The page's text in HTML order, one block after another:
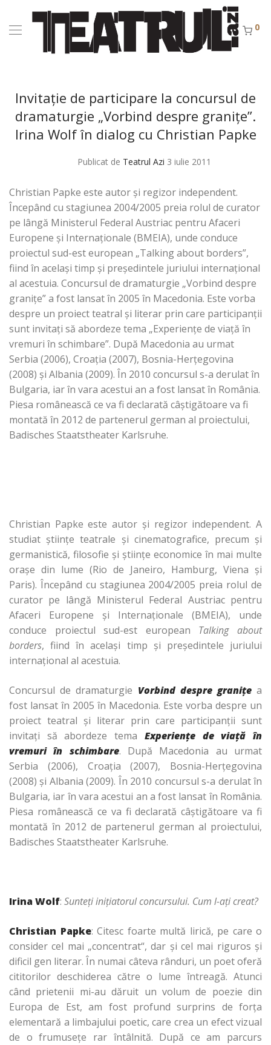
0
Invitaţie de participare la concursul de
dramaturgie „Vorbind despre graniţe”.
Irina Wolf în dialog cu Christian Papke
Publicat de Teatrul Azi 3 iulie 2011
Christian Papke este autor şi regizor independent.
Începând cu stagiunea 2004/2005 preia rolul de curator
pe lângă Ministerul Federal Austriac pentru Afaceri
Europene şi Internaţionale (BMEIA), unde conduce
proiectul sud-est european „Talking about borders”,
fiind în acelaşi timp şi preşedintele juriului internaţional
al acestuia. Concursul de dramaturgie „Vorbind despre
graniţe” a fost lansat în 2005 în Macedonia. Este vorba
despre un proiect teatral şi literar prin care participanţii
sunt invitaţi să abordeze tema „Experiențe de viață în
vremuri în schimbare”. După Macedonia au urmat
Serbia (2006), Croaţia (2007), Bosnia-Herţegovina
(2008) şi Albania (2009). În 2010 concursul s-a derulat în
Bulgaria, iar în vara acestui an a fost lansat în România.
Piesa românească ce va fi declarată câştigătoare va fi
montată în 2012 de partenerul german al proiectului,
Badisches Staatstheater Karlsruhe.
Christian Papke este autor şi regizor independent. A
studiat ştiinţe teatrale şi cinematografice, precum şi
germanistică, filosofie şi ştiinţe economice în mai multe
oraşe din lume (Rio de Janeiro, Hamburg, Viena şi
Paris). Începând cu stagiunea 2004/2005 preia rolul de
curator pe lângă Ministerul Federal Austriac pentru
Afaceri Europene şi Internaţionale (BMEIA), unde
conduce proiectul sud-est european Talking about
borders, fiind în acelaşi timp şi preşedintele juriului
internaţional al acestuia.
Concursul de dramaturgie Vorbind despre graniţea
fost lansat în 2005 în Macedonia. Este vorba despre un
proiect teatral şi literar prin care participanţii sunt
invitaţi să abordeze tema Experiențe de viață în
vremuri în schimbare. După Macedonia au urmat
Serbia (2006), Croaţia (2007), Bosnia-Herţegovina
(2008) şi Albania (2009). În 2010 concursul s-a derulat în
Bulgaria, iar în vara acestui an a fost lansat în România.
Piesa românească ce va fi declarată câştigătoare va fi
montată în 2012 de partenerul german al proiectului,
Badisches Staatstheater Karlsruhe.
Irina Wolf: Sunteţi iniţiatorul concursului. Cum l-ați creat?
Christian Papke: Citesc foarte multă lirică, pe care o
consider cel mai „concentrat“, dar şi cel mai riguros şi
dificil gen literar. În numai câteva rânduri, un poet oferă
cititorilor deschiderea către o lume întreagă. Atunci
când prietenii mi-au dăruit un volum de poezie din
Europa de Est, am fost profund surprins de forţa
elementară a limbajului poetic, care crea un efect vizual
de o frumuseţe rar întâlnită. După ce am parcurs